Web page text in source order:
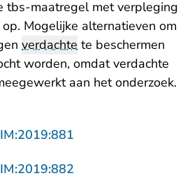
tbs-maatregel met verpleging
Mogelijke alternatieven om
verdachte te beschermen
worden, omdat verdachte
aan het onderzoek.